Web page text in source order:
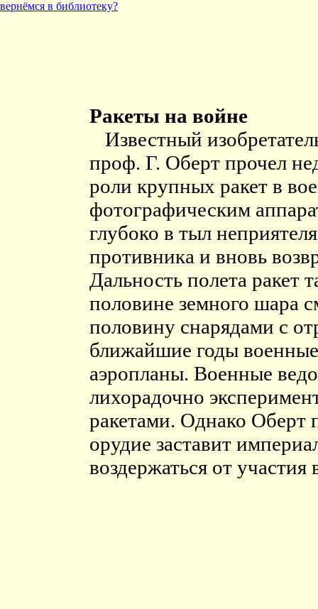
вернёмся в библиотеку?
Ракеты на войне
Известный
проф. Г. Оберт прочел
роли крупных ракет в
фотографическим
глубоко в тыл
противника и вновь
Дальность полета ракет
половине земного шара
половину снарядами с
ближайшие годы
аэропланы. Военные
лихорадочно
ракетами. Однако Оберт
орудие заставит
воздержаться от участия